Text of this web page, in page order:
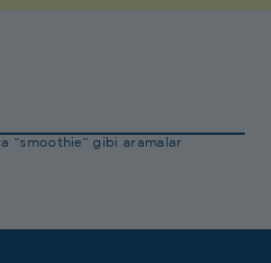
“smoothie” gibi aramalar